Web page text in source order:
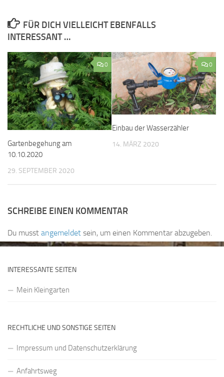
FÜR DICH VIELLEICHT EBENFALLS
INTERESSANT …
0
Gartenbegehung am
10.10.2020
29. SEPTEMBER 2020
0
Einbau der Wasserzähler
14. MÄRZ 2020
SCHREIBE EINEN KOMMENTAR
Du musst angemeldet sein, um einen Kommentar abzugeben.
INTERESSANTE SEITEN
Mein Kleingarten
RECHTLICHE UND SONSTIGE SEITEN
Impressum und Datenschutzerklärung
Anfahrtsweg